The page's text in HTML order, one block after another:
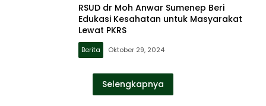
RSUD dr Moh Anwar Sumenep Beri
Edukasi Kesahatan untuk Masyarakat
Lewat PKRS
Berita Oktober 29, 2024
Selengkapnya